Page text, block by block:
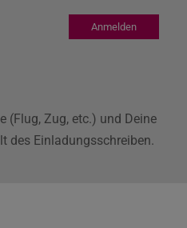
Anmelden
(Flug, Zug, etc.) und Deine
des Einladungsschreiben.